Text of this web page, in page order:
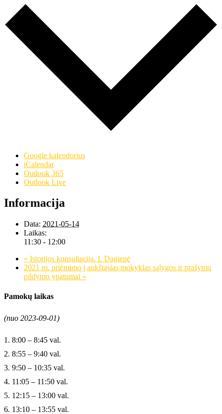
Google kalendorius
iCalendar
Outlook 365
Outlook Live
Informacija
Data: 2021-05-14
Laikas:
11:30 - 12:00
« Istorijos konsultacija. I. Dagienė
2021 m. priėmimo į aukštąsias mokyklas sąlygos ir prašymų
pildymo ypatumai »
Pamokų laikas
(nuo 2023-09-01)
1. 8:00 – 8:45 val.
2. 8:55 – 9:40 val.
3. 9:50 – 10:35 val.
4. 11:05 – 11:50 val.
5. 12:15 – 13:00 val.
6. 13:10 – 13:55 val.